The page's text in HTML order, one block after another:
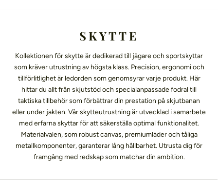
SKYTTE
Kollektionen för skytte är dedikerad till jägare och sportskyttar
som kräver utrustning av högsta klass. Precision, ergonomi och
tillförlitlighet är ledorden som genomsyrar varje produkt. Här
hittar du allt från skjutstöd och specialanpassade fodral till
taktiska tillbehör som förbättrar din prestation på skjutbanan
eller under jakten. Vår skytteutrustning är utvecklad i samarbete
med erfarna skyttar för att säkerställa optimal funktionalitet.
Materialvalen, som robust canvas, premiumläder och tåliga
metallkomponenter, garanterar lång hållbarhet. Utrusta dig för
framgång med redskap som matchar din ambition.